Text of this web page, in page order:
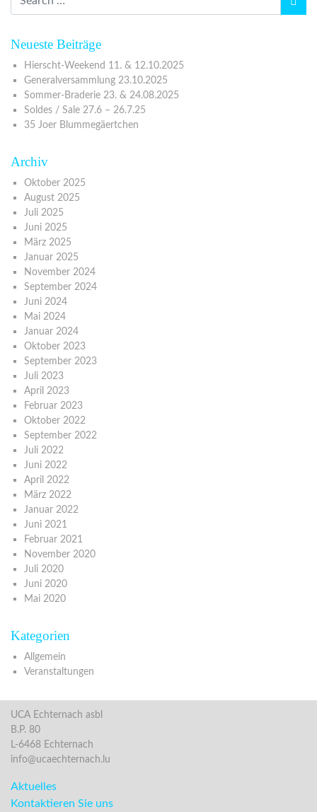
Neueste Beiträge
Hierscht-Weekend 11. & 12.10.2025
Generalversammlung 23.10.2025
Sommer-Braderie 23. & 24.08.2025
Soldes / Sale 27.6 – 26.7.25
35 Joer Blummegäertchen
Archiv
Oktober 2025
August 2025
Juli 2025
Juni 2025
März 2025
Januar 2025
November 2024
September 2024
Juni 2024
Mai 2024
Januar 2024
Oktober 2023
September 2023
Juli 2023
April 2023
Februar 2023
Oktober 2022
September 2022
Juli 2022
Juni 2022
April 2022
März 2022
Januar 2022
Juni 2021
Februar 2021
November 2020
Juli 2020
Juni 2020
Mai 2020
Kategorien
Allgemein
Veranstaltungen
UCA Echternach asbl
B.P. 80
L-6468 Echternach
info@ucaechternach.lu
Aktuelles
Kontaktieren Sie uns